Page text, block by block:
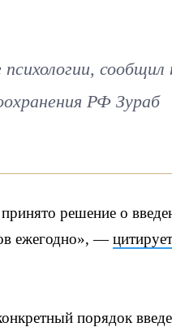
сообщил
РФ Зураб
решение о
ежегодно», —цитирует
порядок